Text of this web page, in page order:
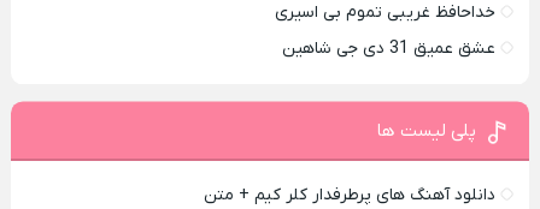
خداحافظ غریبی تموم بی اسیری
عشق عمیق 31 دی جی شاهین
پلی لیست ها
دانلود آهنگ های پرطرفدار کلر کیم + متن